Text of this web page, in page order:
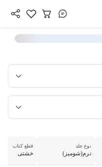
نوع جلد
نرم(شومیز)
قطع کتاب
خشتی